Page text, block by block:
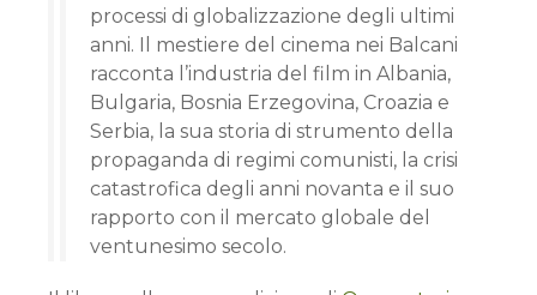
processi di globalizzazione degli ultimi
anni. Il mestiere del cinema nei Balcani
racconta l’industria del film in Albania,
Bulgaria, Bosnia Erzegovina, Croazia e
Serbia, la sua storia di strumento della
propaganda di regimi comunisti, la crisi
catastrofica degli anni novanta e il suo
rapporto con il mercato globale del
ventunesimo secolo.